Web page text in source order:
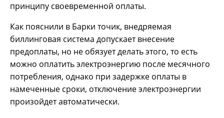
принципу своевременной оплаты.
Как пояснили в Барки точик, внедряемая
биллинговая система допускает внесение
предоплаты, но не обязует делать этого, то есть
можно оплатить электроэнергию после месячного
потребления, однако при задержке оплаты в
намеченные сроки, отключение электроэнергии
произойдет автоматически.